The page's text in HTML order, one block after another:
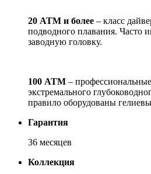
20 АТМ и более – класс
подводного плавания. Часто
заводную головку.
100 АТМ –
экстремального
правило оборудованы
Гарантия
36 месяцев
Коллекция